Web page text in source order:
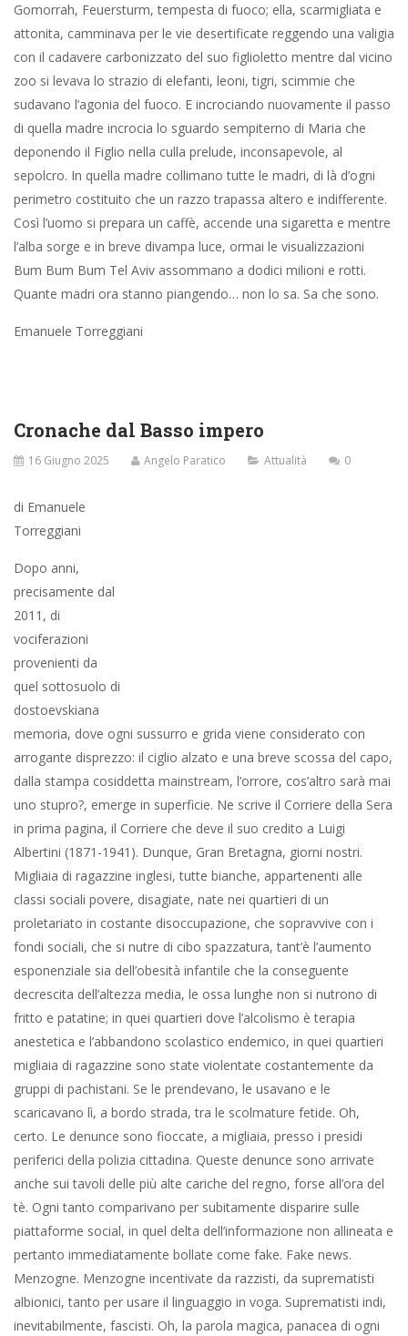
di quella madre incrocia lo sguardo sempiterno di Maria che
deponendo il Figlio nella culla prelude, inconsapevole, al
sepolcro. In quella madre collimano tutte le madri, di là d’ogni
perimetro costituito che un razzo trapassa altero e indifferente.
Così l’uomo si prepara un caffè, accende una sigaretta e mentre
l’alba sorge e in breve divampa luce, ormai le visualizzazioni
Bum Bum Bum Tel Aviv assommano a dodici milioni e rotti.
Quante madri ora stanno piangendo… non lo sa. Sa che sono.
Emanuele Torreggiani
Dopo anni, precisamente dal 2011, di vociferazioni provenienti
sussurro e grida viene considerato con arrogante disprezzo: il
emerge in superficie. Ne scrive il Corriere della Sera in prima
pagina, il Corriere che deve il suo credito a Luigi Albertini (1871-
1941). Dunque, Gran Bretagna, giorni nostri. Migliaia di
ragazzine inglesi, tutte bianche, appartenenti alle classi sociali
povere, disagiate, nate nei quartieri di un proletariato in
costante disoccupazione, che sopravvive con i fondi sociali, che
si nutre di cibo spazzatura, tant’è l’aumento esponenziale sia
dell’obesità infantile che la conseguente decrescita dell’altezza
media, le ossa lunghe non si nutrono di fritto e patatine; in quei
quartieri dove l’alcolismo è terapia anestetica e l’abbandono
scolastico endemico, in quei quartieri migliaia di ragazzine sono
state violentate costantemente da gruppi di pachistani. Se le
prendevano, le usavano e le scaricavano lì, a bordo strada, tra le
scolmature fetide. Oh, certo. Le denunce sono fioccate, a
migliaia, presso i presidi periferici della polizia cittadina. Queste
denunce sono arrivate anche sui tavoli delle più alte cariche del
regno, forse all’ora del tè. Ogni tanto comparivano per
subitamente disparire sulle piattaforme social, in quel delta
dell’informazione non allineata e pertanto immediatamente
bollate come fake. Fake news. Menzogne. Menzogne
incentivate da razzisti, da suprematisti albionici, tanto per usare
il linguaggio in voga. Suprematisti indi, inevitabilmente, fascisti.
Oh, la parola magica, panacea di ogni politica veramente
corretta. I fascisti inglesi mettevano in giro la storia che le bimbe
inglesi venivano violentate dagli sporchi pachistani: fascisti &
razzisti. Per ovviare all’accusa di fascismo & razzismo tutte le
denunce, migliaia, sono state archiviate. Capi della polizia,
sindaci, ministri, primi ministri, hanno fatto finta di niente.
Faceva comodo un poco a tutti, principalmente ai laburisti
considerando che i pachistani sono in larga misura votanti pro
loro. Ma faceva comodo anche ai conservatori per evitare
l’accusa di fascismo & razzismo. Nel 2011 un giornalista del
Times pubblica la notizia. Ma, è brutta roba. Nigel Farange, il
leader del Reform U.K. quindi fascista & razzista la rilancia. Non